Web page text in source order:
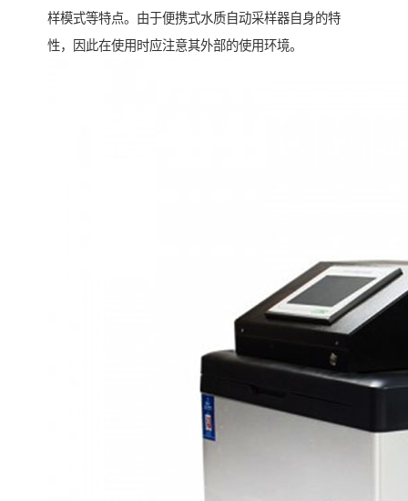
样模式等特点。由于便携式水质自动采样器自身的特
性，因此在使用时应注意其外部的使用环境。